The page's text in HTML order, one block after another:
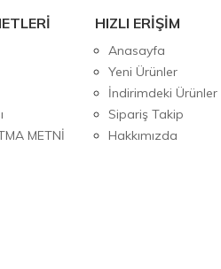
METNİ
HIZLI ERİŞİM
Anasayfa
Yeni Ürünler
İndirimdeki Ürünler
Sipariş Takip
Hakkımızda